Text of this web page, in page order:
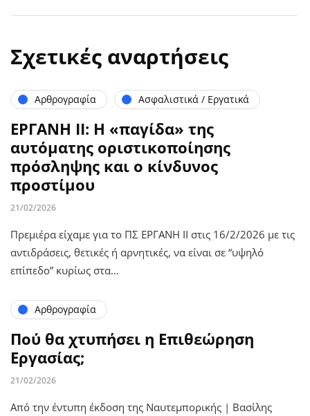
Σχετικές αναρτήσεις
Αρθρογραφία Ασφαλιστικά / Εργατικά
ΕΡΓΑΝΗ ΙΙ: Η «παγίδα» της
αυτόματης οριστικοποίησης
πρόσληψης και ο κίνδυνος
προστίμου
21/02/2026
Πρεμιέρα είχαμε για το ΠΣ ΕΡΓΑΝΗ ΙΙ στις 16/2/2026 με τις
αντιδράσεις, θετικές ή αρνητικές, να είναι σε “υψηλό
επίπεδο” κυρίως στα…
Αρθρογραφία
Πού θα χτυπήσει η Επιθεώρηση
Εργασίας;
21/02/2026
Από την έντυπη έκδοση της Ναυτεμπορικής | Βασίλης